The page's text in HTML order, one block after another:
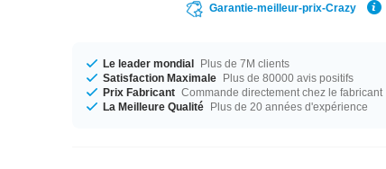
Garantie-meilleur-prix-Crazy
Le leader mondial Plus de 7M clients
Satisfaction Maximale Plus de 80000 avis positifs
Prix Fabricant Commande directement chez le fabricant
La Meilleure Qualité Plus de 20 années d'expérience